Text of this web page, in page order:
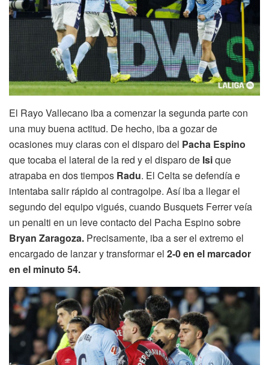
El Rayo Vallecano iba a comenzar la segunda parte con
una muy buena actitud. De hecho, iba a gozar de
ocasiones muy claras con el disparo del Pacha Espino
que tocaba el lateral de la red y el disparo de Isique
atrapaba en dos tiempos Radu. El Celta se defendía e
intentaba salir rápido al contragolpe. Así iba a llegar el
segundo del equipo vigués, cuando Busquets Ferrer veía
un penalti en un leve contacto del Pacha Espino sobre
Bryan Zaragoza. Precisamente, iba a ser el extremo el
encargado de lanzar y transformar el 2-0 en el marcador
en el minuto 54.